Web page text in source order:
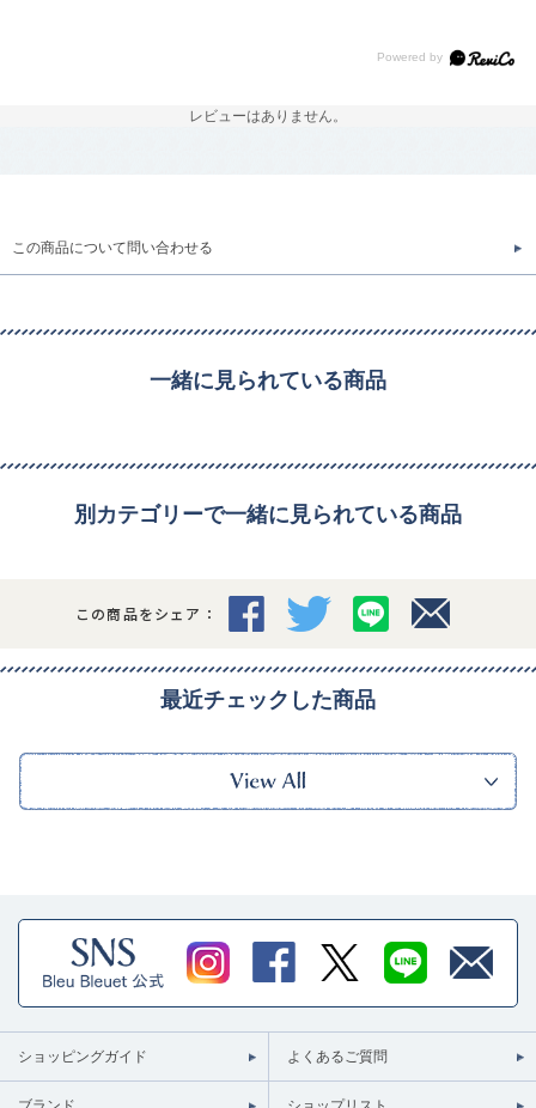
レビューはありません。
この商品について問い合わせる
一緒に見られている商品
別カテゴリーで一緒に見られている商品
この商品をシェア：
最近チェックした商品
ショッピングガイド よくあるご質問